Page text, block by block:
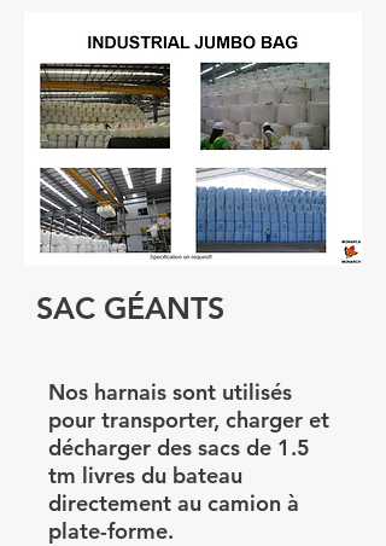
SAC GÉANTS
Nos harnais sont utilisés
pour transporter, charger et
décharger des sacs de 1.5
tm livres du bateau
directement au camion à
plate-forme.